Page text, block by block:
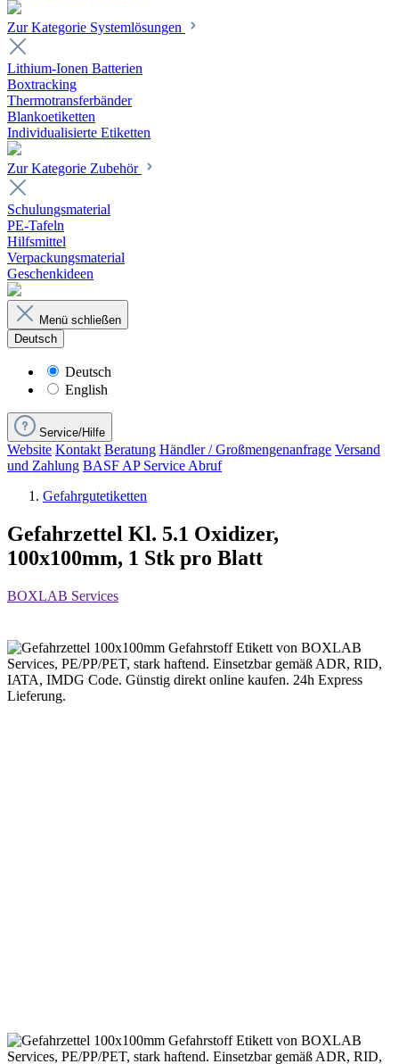
Zur Kategorie Systemlösungen
Lithium-Ionen Batterien
Boxtracking
Thermotransferbänder
Blankoetiketten
Individualisierte Etiketten
Zur Kategorie Zubehör
Schulungsmaterial
PE-Tafeln
Hilfsmittel
Verpackungsmaterial
Geschenkideen
Menü schließen
Deutsch
Deutsch
English
Service/Hilfe
Website Kontakt Beratung Händler / Großmengenanfrage Versand
und Zahlung BASF AP Service Abruf
Gefahrgutetiketten
Gefahrzettel Kl. 5.1 Oxidizer,
100x100mm, 1 Stk pro Blatt
BOXLAB Services